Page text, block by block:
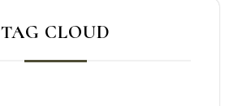
TAG CLOUD